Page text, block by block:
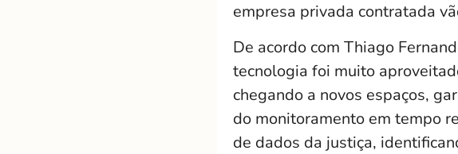
empresa privada contratada
De acordo com Thiago
tecnologia foi muito
chegando a novos espaços,
do monitoramento em tempo
de dados da justiça,